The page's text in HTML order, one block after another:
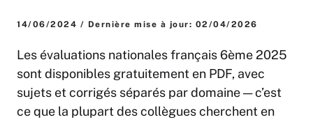
14/06/2024 / Dernière mise à jour: 02/04/2026
Les évaluations nationales français 6ème 2025
sont disponibles gratuitement en PDF, avec
sujets et corrigés séparés par domaine — c’est
ce que la plupart des collègues cherchent en